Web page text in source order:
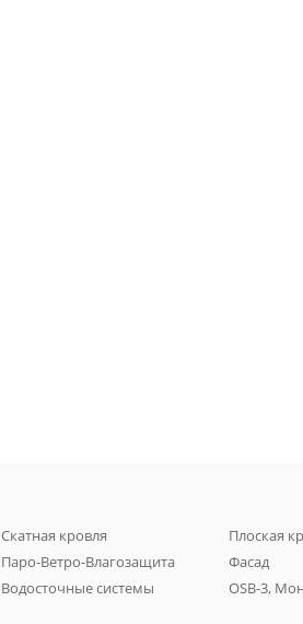
Скатная кровля
Плоская
Паро-Ветро-Влагозащита
Фасад
Водосточные системы OSB-3,